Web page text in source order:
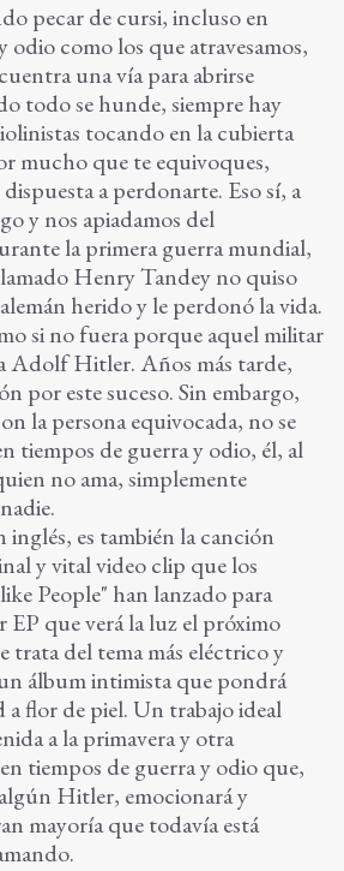
pecar de cursi, incluso en
odio como los que atravesamos,
una vía para abrirse
todo se hunde, siempre hay
tocando en la cubierta
mucho que te equivoques,
a perdonarte. Eso sí, a
y nos apiadamos del
la primera guerra mundial,
Henry Tandey no quiso
herido y le perdonó la vida.
si no fuera porque aquel militar
Adolf Hitler. Años más tarde,
por este suceso. Sin embargo,
la persona equivocada, no se
tiempos de guerra y odio, él, al
no ama, simplemente
es también la canción
y vital video clip que los
People" han lanzado para
EP que verá la luz el próximo
trata del tema más eléctrico y
álbum intimista que pondrá
a flor de piel. Un trabajo ideal
a la primavera y otra
tiempos de guerra y odio que,
Hitler, emocionará y
mayoría que todavía está